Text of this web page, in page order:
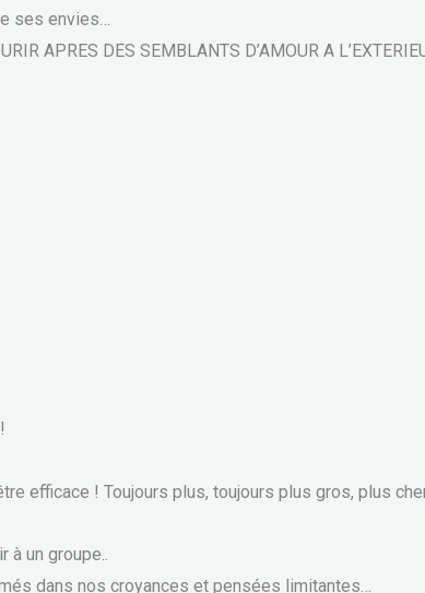
ses envies…
APRES DES SEMBLANTS D’AMOUR A
efficace ! Toujours plus, toujours plus gros, plus
à un groupe..
dans nos croyances et pensées limitantes…